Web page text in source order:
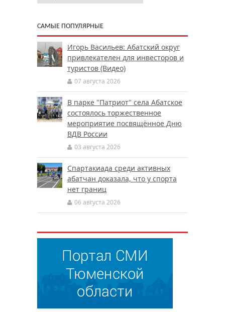
САМЫЕ ПОПУЛЯРНЫЕ
Игорь Васильев: Абатский округ
привлекателен для инвесторов и
туристов (Видео)
07 августа 2026
В парке "Патриот" села Абатское
состоялось торжественное
мероприятие посвящённое Дню
ВДВ России
03 августа 2026
Спартакиада среди активных
абатчан доказала, что у спорта
нет границ
06 августа 2026